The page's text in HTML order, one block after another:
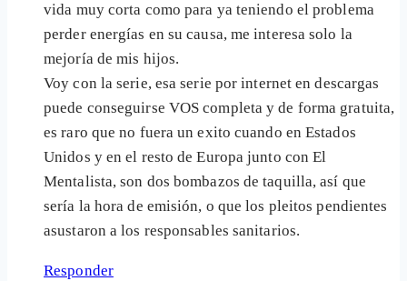
vida muy corta como para ya teniendo el problema
perder energías en su causa, me interesa solo la
mejoría de mis hijos.
Voy con la serie, esa serie por internet en descargas
puede conseguirse VOS completa y de forma gratuita,
es raro que no fuera un exito cuando en Estados
Unidos y en el resto de Europa junto con El
Mentalista, son dos bombazos de taquilla, así que
sería la hora de emisión, o que los pleitos pendientes
asustaron a los responsables sanitarios.
Responder